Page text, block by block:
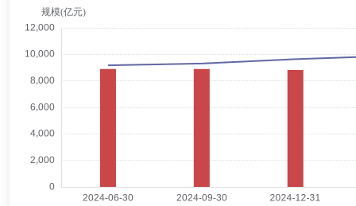
陈宏民先生：博士研究生。1982年9月至1985年9月担任上海新联纺织
副院长。1993年4月至1994年6月于加拿大不列颠哥伦比亚大学作博士
限公司独立董事。
潘西里 督察长（督察员） 学历：硕士 任职日期：
潘西里先生：法学硕士。1998年加入大鹏证券有限责任公司法律部，